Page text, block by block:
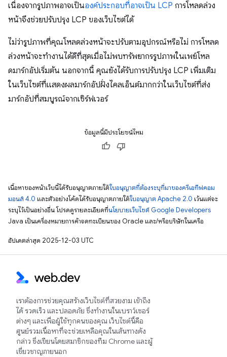
เนื่องจากรูปภาพอาจเป็นองค์ประกอบที่อาจเป็น LCP การโหลดล่วง
หน้าจึงช่วยปรับปรุง LCP ของเว็บไซต์ได้
ไม่ว่ารูปภาพที่คุณโหลดล่วงหน้าจะปรับตามอุปกรณ์หรือไม่ การโหลด
ล่วงหน้าจะทำงานได้ดีที่สุดเมื่อไม่พบทรัพยากรรูปภาพในเพย์โหล
ดมาร์กอัปเริ่มต้น นอกจากนี้ คุณยังได้รับการปรับปรุง LCP เพิ่มเติม
ในเว็บไซต์ที่แสดงผลมาร์กอัปฝั่งไคลเอ็นต์มากกว่าในเว็บไซต์ที่ส่ง
มาร์กอัปที่สมบูรณ์จากเซิร์ฟเวอร์
ข้อมูลนี้มีประโยชน์ไหม
เนื้อหาของหน้าเว็บนี้ได้รับอนุญาตภายใต้ใบอนุญาตที่ต้องระบุที่มาของครีเอทีฟคอม
มอนส์ 4.0 และตัวอย่างโค้ดได้รับอนุญาตภายใต้ใบอนุญาต Apache 2.0 เว้นแต่จะ
ระบุไว้เป็นอย่างอื่น โปรดดูรายละเอียดที่นโยบายเว็บไซต์ Google Developers
Java เป็นเครื่องหมายการค้าจดทะเบียนของ Oracle และ/หรือบริษัทในเครือ
อัปเดตล่าสุด 2025-12-03 UTC
เราต้องการช่วยคุณสร้างเว็บไซต์ที่สวยงาม เข้าถึง
ได้ รวดเร็ว และปลอดภัย ซึ่งทำงานในเบราว์เซอร์
ต่างๆ และเพื่อผู้ใช้ทุกคนของคุณ เว็บไซต์นี้คือ
ศูนย์รวมเนื้อหาที่จะช่วยเหลือคุณในเส้นทางดัง
กล่าว ซึ่งเขียนโดยสมาชิกของทีม Chrome และผู้
เชี่ยวชาญภายนอก